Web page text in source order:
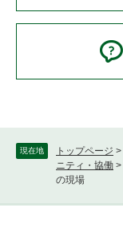
現在地 トップページ >
ニティ・協働 >
の現場